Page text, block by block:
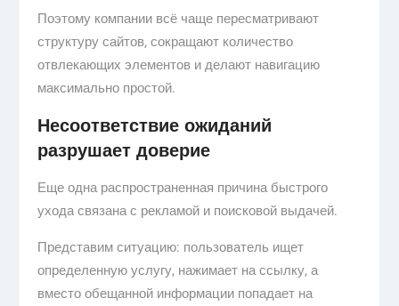
Поэтому компании всё чаще пересматривают
структуру сайтов, сокращают количество
отвлекающих элементов и делают навигацию
максимально простой.
Несоответствие ожиданий
разрушает доверие
Еще одна распространенная причина быстрого
ухода связана с рекламой и поисковой выдачей.
Представим ситуацию: пользователь ищет
определенную услугу, нажимает на ссылку, а
вместо обещанной информации попадает на